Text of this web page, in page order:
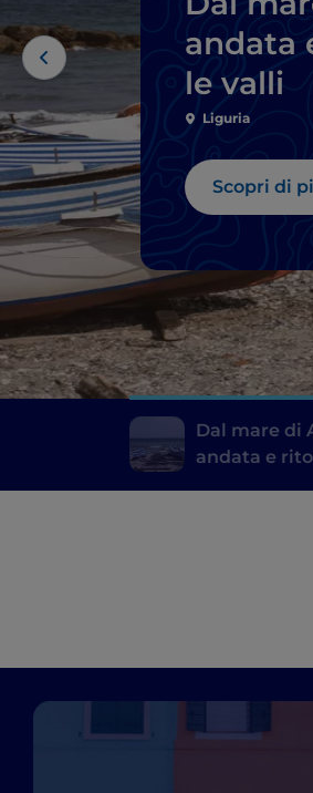
andata
le valli
Liguria
Scopri di
Dal mare di
andata e